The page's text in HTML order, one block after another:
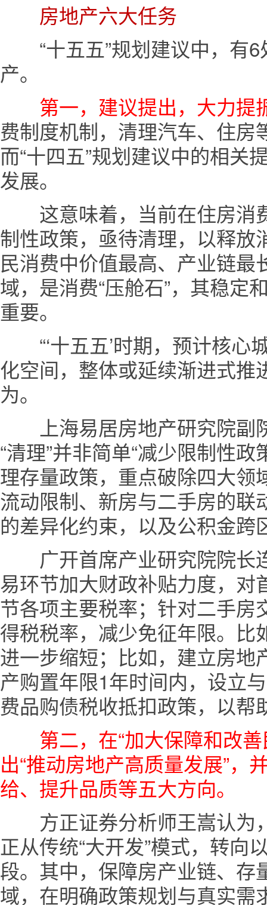
房地产六大任务
“十五五”规划建议中，有6
产。
第一，建议提出，大力提
费制度机制，清理汽车、住
而“十四五”规划建议中的相关
发展。
这意味着，当前在住房消
制性政策，亟待清理，以释放
民消费中价值最高、产业链
域，是消费“压舱石”，其稳定
重要。
“‘十五五’时期，预计核心
化空间，整体或延续渐进式推
为。
上海易居房地产研究院副
“清理”并非简单“减少限制性
理存量政策，重点破除四大领
流动限制、新房与二手房的联
的差异化约束，以及公积金跨
广开首席产业研究院院长
易环节加大财政补贴力度，对
节各项主要税率；针对二手房
得税税率，减少免征年限。比
进一步缩短；比如，建立房地
产购置年限1年时间内，设立
费品购债税收抵扣政策，以帮
第二，在“加大保障和改
出“推动房地产高质量发展”，
给、提升品质等五大方向。
方正证券分析师王嵩认为
正从传统“大开发”模式，转向
段。其中，保障房产业链、存
域，在明确政策规划与真实需